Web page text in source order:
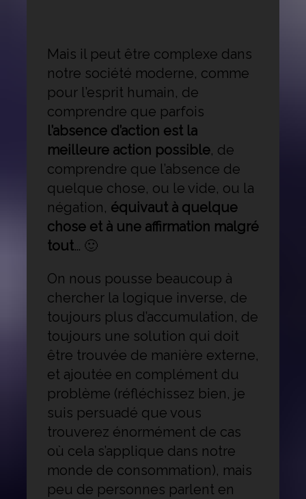
Mais il peut être complexe dans
notre société moderne, comme
pour l’esprit humain, de
comprendre que parfois
l’absence d’action est la
meilleure action possible, de
comprendre que l’absence de
quelque chose, ou le vide, ou la
négation, équivaut à quelque
chose et à une affirmation malgré
tout… 🙂
On nous pousse beaucoup à
chercher la logique inverse, de
toujours plus d’accumulation, de
toujours une solution qui doit
être trouvée de manière externe,
et ajoutée en complément du
problème (réfléchissez bien, je
suis persuadé que vous
trouverez énormément de cas
où cela s’applique dans notre
monde de consommation), mais
peu de personnes parlent en